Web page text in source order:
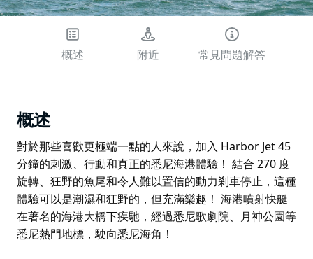
概述 附近 常見問題解答
概述
對於那些喜歡更極端一點的人來說，加入 Harbor Jet 45
分鐘的刺激、行動和真正的悉尼海港體驗！ 結合 270 度
旋轉、狂野的魚尾和令人難以置信的動力剎車停止，這種
體驗可以是潮濕和狂野的，但充滿樂趣！ 海港噴射快艇
在著名的海港大橋下疾馳，經過悉尼歌劇院、月神公園等
悉尼熱門地標，駛向悉尼海角！